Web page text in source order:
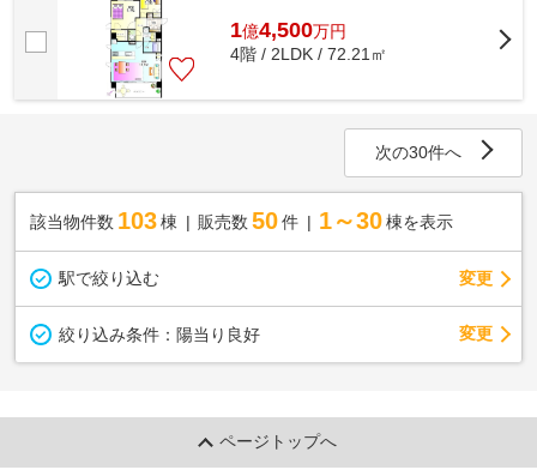
1億4,500万円
4階 / 2LDK / 72.21㎡
次の30件へ
該当物件数 103棟 販売数 50 件 1～30 棟を表示
駅で絞り込む 変更
絞り込み条件： 陽当り良好 変更
ページトップへ